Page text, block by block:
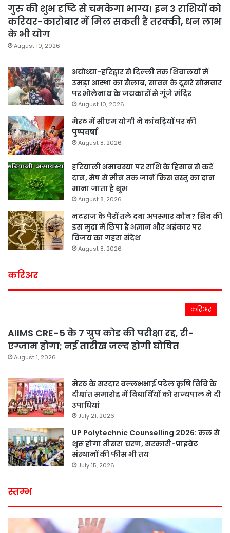
गुरु की शुभ दृष्टि से चमकेगा भाग्य! इन 3 राशियों को
करियर-कारोबार में मिल सकती है तरक्की, धन लाभ
के भी योग
August 10, 2026
अयोध्या-हरिद्वार से दिल्ली तक शिवालयों में
उमड़ा आस्था का सैलाब, सावन के दूसरे सोमवार
पर भोलेनाथ के जयकारों से गूंजे मंदिर
August 10, 2026
मेरठ में सीएम योगी ने कांवड़ियों पर की
पुष्पवर्षा
August 8, 2026
हरियाली अमावस्या पर राशि के हिसाब से करें
दान, मेष से मीन तक जानें किस वस्तु का दान
माना जाता है शुभ
August 8, 2026
नटराज के पैरों तले दबा अपस्मार कौन? शिव की
इस मुद्रा में छिपा है अज्ञान और अहंकार पर
विजय का गहरा संदेश
August 8, 2026
करिअर
करिअर
AIIMS CRE-5 के 7 ग्रुप कोड की परीक्षा रद्द, री-
एग्जाम होगा; नई तारीख जल्द होगी घोषित
August 1, 2026
मेरठ के सरदार वल्लभभाई पटेल कृषि विवि के
दीक्षांत समारोह में विद्यार्थियों को राज्यपाल ने दी
उपाधियां
July 21, 2026
UP Polytechnic Counselling 2026: कल से
शुरू होगा तीसरा चरण, सरकारी-प्राइवेट
संस्थानों की फीस भी तय
July 15, 2026
स्तम्भ